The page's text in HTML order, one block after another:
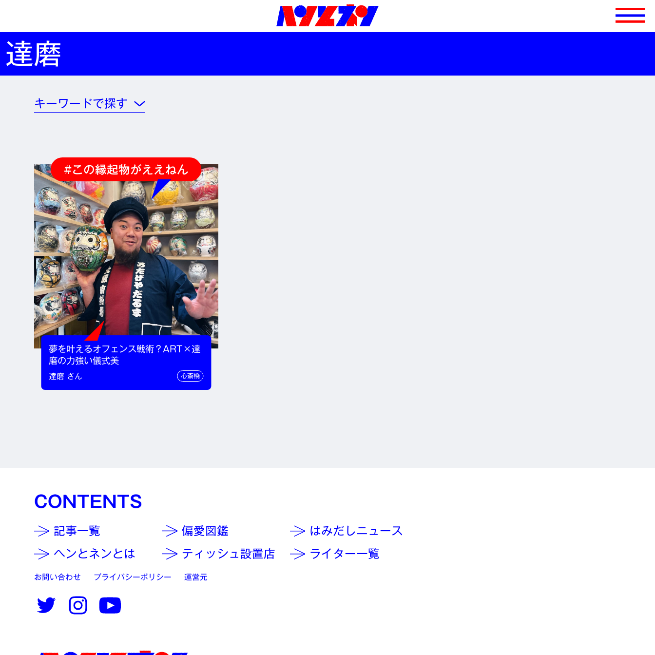
達磨
キーワードで探す
#この縁起物がええねん
夢を叶えるオフェンス戦術？ART×達
磨の力強い儀式美
達磨 さん 心斎橋
CONTENTS
記事一覧 偏愛図鑑
はみだしニュース
ヘンとネンとは
ティッシュ設置店 ライター一覧
お問い合わせ プライバシーポリシー 運営元